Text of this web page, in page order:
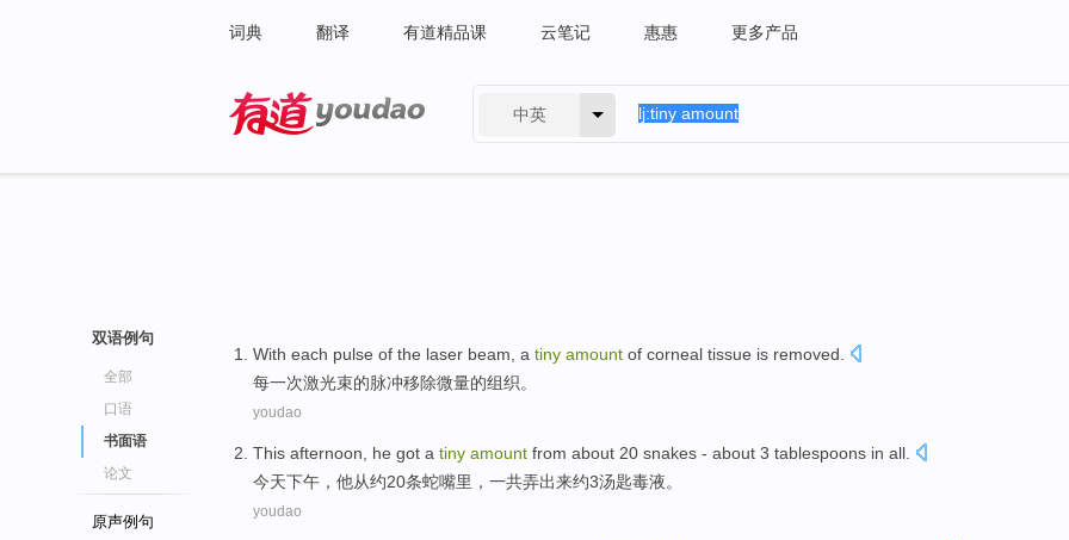
词典 翻译 有道精品课 云笔记 惠惠 更多产品
中英
双语例句
全部
口语
书面语
论文
原声例句
With each pulse of the laser beam, a tiny amount of corneal tissue is removed
每一次激光束的脉冲移除微量的组织。
youdao
This afternoon he got a tiny amount from about 20 snakes - about 3 tablespoons in all
今天下午， 他从约20条蛇嘴里，一共弄出来约3汤匙毒液。
youdao